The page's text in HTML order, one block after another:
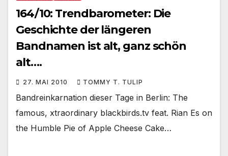
164/10: Trendbarometer: Die
Geschichte der längeren
Bandnamen ist alt, ganz schön
alt….
27. MAI 2010 TOMMY T. TULIP
Bandreinkarnation dieser Tage in Berlin: The
famous, xtraordinary blackbirds.tv feat. Rian Es on
the Humble Pie of Apple Cheese Cake…